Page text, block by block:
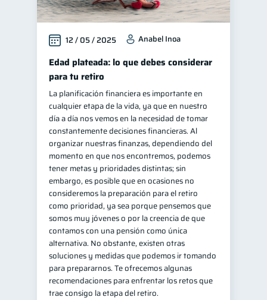
12 / 05 / 2025 Anabel Inoa
Edad plateada: lo que debes considerar
para tu retiro
La planificación financiera es importante en
cualquier etapa de la vida, ya que en nuestro
día a día nos vemos en la necesidad de tomar
constantemente decisiones financieras. Al
organizar nuestras finanzas, dependiendo del
momento en que nos encontremos, podemos
tener metas y prioridades distintas; sin
embargo, es posible que en ocasiones no
consideremos la preparación para el retiro
como prioridad, ya sea porque pensemos que
somos muy jóvenes o por la creencia de que
contamos con una pensión como única
alternativa. No obstante, existen otras
soluciones y medidas que podemos ir tomando
para prepararnos. Te ofrecemos algunas
recomendaciones para enfrentar los retos que
trae consigo la etapa del retiro.